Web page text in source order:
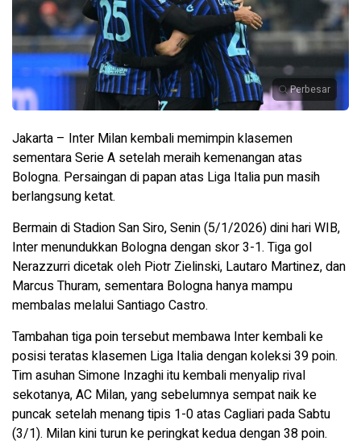
Perbesar
Jakarta – Inter Milan kembali memimpin klasemen
sementara Serie A setelah meraih kemenangan atas
Bologna. Persaingan di papan atas Liga Italia pun masih
berlangsung ketat.
Bermain di Stadion San Siro, Senin (5/1/2026) dini hari WIB,
Inter menundukkan Bologna dengan skor 3-1. Tiga gol
Nerazzurri dicetak oleh Piotr Zielinski, Lautaro Martinez, dan
Marcus Thuram, sementara Bologna hanya mampu
membalas melalui Santiago Castro.
Tambahan tiga poin tersebut membawa Inter kembali ke
posisi teratas klasemen Liga Italia dengan koleksi 39 poin.
Tim asuhan Simone Inzaghi itu kembali menyalip rival
sekotanya, AC Milan, yang sebelumnya sempat naik ke
puncak setelah menang tipis 1-0 atas Cagliari pada Sabtu
(3/1). Milan kini turun ke peringkat kedua dengan 38 poin.